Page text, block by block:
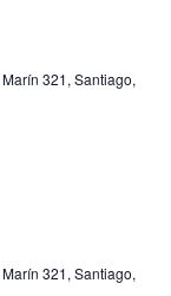
Marín 321, Santiago,
Marín 321, Santiago,